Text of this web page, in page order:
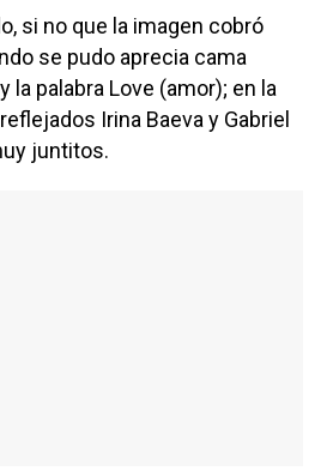
si no que la imagen cobró
se pudo aprecia cama
la palabra Love (amor); en la
Irina Baeva y Gabriel
juntitos.